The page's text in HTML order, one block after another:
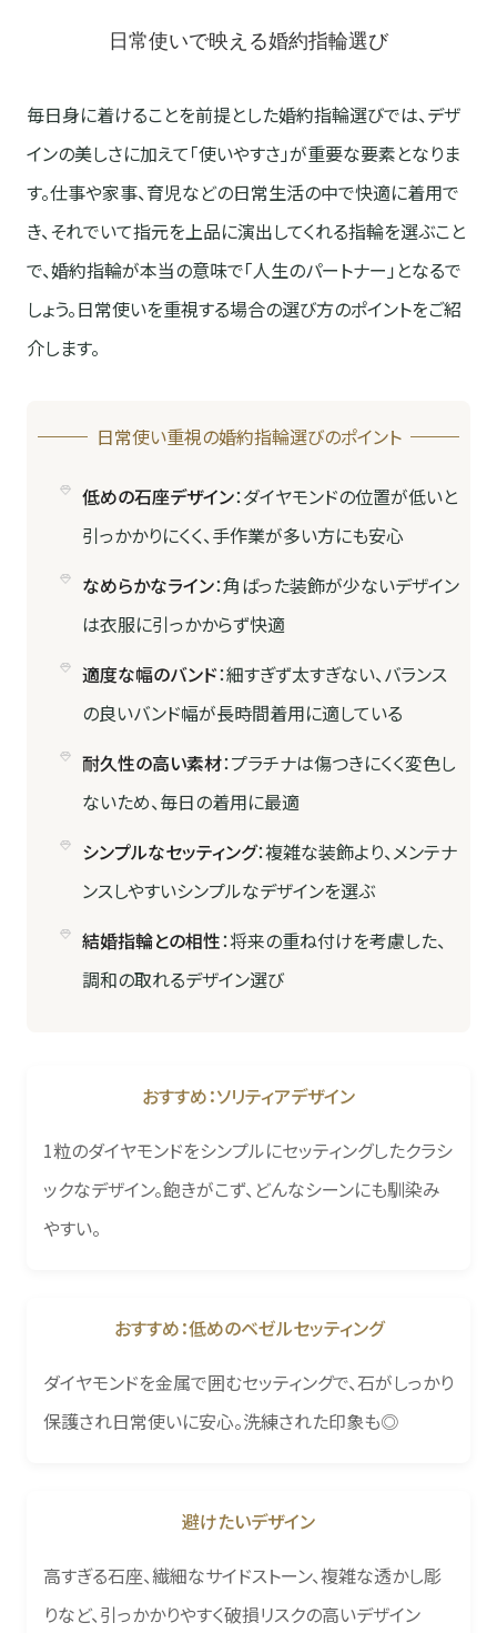
日常使いで映える婚約指輪選び
毎日身に着けることを前提とした婚約指輪選びでは、デザ
インの美しさに加えて「使いやすさ」が重要な要素となりま
す。仕事や家事、育児などの日常生活の中で快適に着用で
き、それでいて指元を上品に演出してくれる指輪を選ぶこと
で、婚約指輪が本当の意味で「人生のパートナー」となるで
しょう。日常使いを重視する場合の選び方のポイントをご紹
介します。
日常使い重視の婚約指輪選びのポイント
低めの石座デザイン：ダイヤモンドの位置が低いと
引っかかりにくく、手作業が多い方にも安心
なめらかなライン：角ばった装飾が少ないデザイン
は衣服に引っかからず快適
適度な幅のバンド：細すぎず太すぎない、バランス
の良いバンド幅が長時間着用に適している
耐久性の高い素材：プラチナは傷つきにくく変色し
ないため、毎日の着用に最適
シンプルなセッティング：複雑な装飾より、メンテナ
ンスしやすいシンプルなデザインを選ぶ
結婚指輪との相性：将来の重ね付けを考慮した、
調和の取れるデザイン選び
おすすめ：ソリティアデザイン
1粒のダイヤモンドをシンプルにセッティングしたクラシ
ックなデザイン。飽きがこず、どんなシーンにも馴染み
やすい。
おすすめ：低めのベゼルセッティング
ダイヤモンドを金属で囲むセッティングで、石がしっかり
保護され日常使いに安心。洗練された印象も◎
避けたいデザイン
高すぎる石座、繊細なサイドストーン、複雑な透かし彫
りなど、引っかかりやすく破損リスクの高いデザイン